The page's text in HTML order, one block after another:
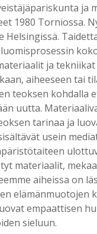
ja
1980 Torniossa.
Helsingissä.
ja tekniikat
aiheeseen tai
teoksen kohdalla
uutta.
tarinaa ja
usein
materiaalit,
aiheissa on
elämänmuotojen
empaattisen
sieluun.